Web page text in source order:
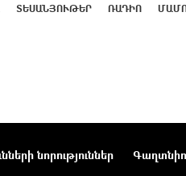
ՏԵՍԱՆՅՈՒԹԵՐ ՌԱԴԻՈ
նորություններ